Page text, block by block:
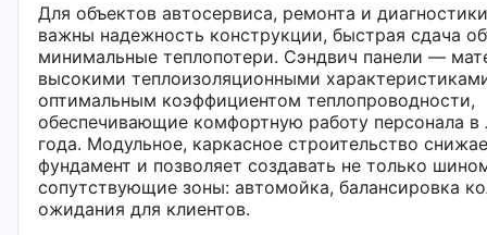
Для объектов автосервиса, ремонта и
важны надежность конструкции, быстрая сдача
минимальные теплопотери. Сэндвич панели —
высокими теплоизоляционными
оптимальным коэффициентом теплопроводности,
обеспечивающие комфортную работу персонала
года. Модульное, каркасное строительство
фундамент и позволяет создавать не только
сопутствующие зоны: автомойка, балансировка
ожидания для клиентов.